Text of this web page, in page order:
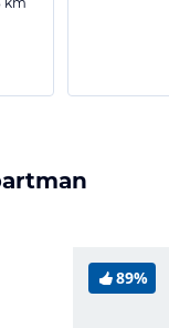
89%